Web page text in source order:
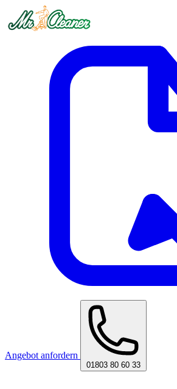
Angebot anfordern
01803 80 60 33